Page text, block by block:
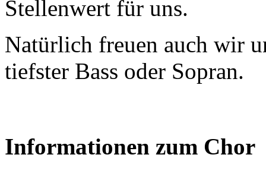
Stellenwert für uns.
Natürlich freuen auch wir
tiefster Bass oder Sopran.
Informationen zum Chor